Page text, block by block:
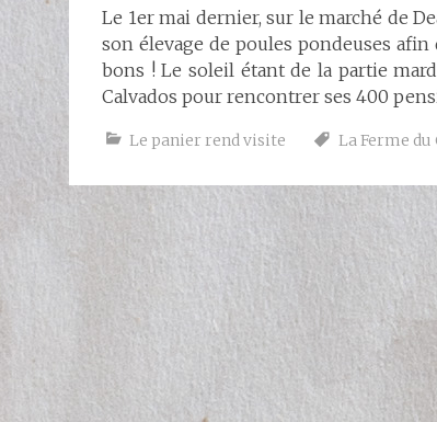
Le 1er mai dernier, sur le marché de
son élevage de poules pondeuses
bons ! Le soleil étant de la partie
Calvados pour rencontrer ses 400
Le panier rend visite La Ferme du